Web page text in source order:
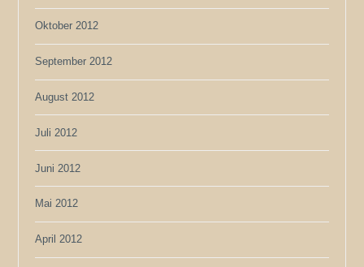
Oktober 2012
September 2012
August 2012
Juli 2012
Juni 2012
Mai 2012
April 2012